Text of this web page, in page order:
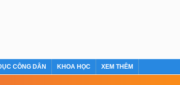
CÔNG DÂN KHOA HỌC XEM THÊM